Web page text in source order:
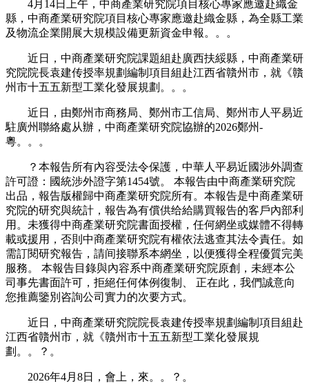
4月14日上午，中商產業研究院項目核心專家應邀赴織金
縣，中商產業研究院項目核心專家應邀赴織金縣，為全縣工業
及物流企業開展大規模設備更新資金申報。。。
近日，中商產業研究院課題組赴廣西扶綏縣，中商產業研
究院院長袁建传授率規劃編制項目組赴江西省贛州市，就《贛
州市十五五新型工業化發展規劃。。。
近日，由鄭州市商務局、鄭州市工信局、鄭州市人平易近
駐廣州聯絡處从辦，中商產業研究院協辦的2026鄭州-
粵。。。
？本報告所有內容受法令保護，中華人平易近國涉外調查
許可證：國統涉外證字第1454號。 本報告由中商產業研究院
出品，報告版權歸中商產業研究院所有。本報告是中商產業研
究院的研究與統計，報告為有償供给給購買報告的客戶內部利
用。未獲得中商產業研究院書面授權，任何網坐或媒體不得轉
載或援用，否則中商產業研究院有權依法逃查其法令責任。如
需訂閱研究報告，請间接聯系本網坐，以便獲得全程優質完美
服務。 本報告目錄與內容系中商產業研究院原創，未經本公
司事先書面許可，拒絕任何体例復制、 正在此，我們誠意向
您推薦鑒別咨詢公司實力的次要方式。
近日，中商產業研究院院長袁建传授率規劃編制項目組赴
江西省贛州市，就《贛州市十五五新型工業化發展規
劃。。？。
2026年4月8日，會上，來。。？。